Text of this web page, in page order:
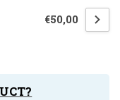
€50,00